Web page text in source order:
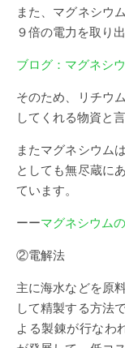
また、マグネシウ
９倍の電力を取り
ブログ：マグネシ
そのため、リチウ
してくれる物資と
またマグネシウム
としても無尽蔵に
ています。
ーーマグネシウム
②電解法
主に海水などを原
して精製する方法
よる製錬が行なわ